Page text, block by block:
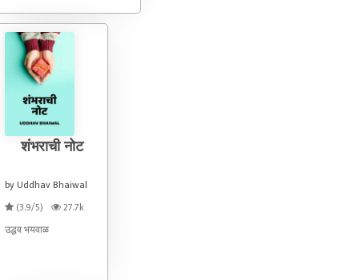
शंभराची नोट
by Uddhav Bhaiwal
(3.9/5)
27.7k
उद्धव भयवाळ